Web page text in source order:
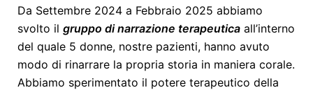
Da Settembre 2024 a Febbraio 2025 abbiamo
svolto il gruppo di narrazione terapeutica all’interno
del quale 5 donne, nostre pazienti, hanno avuto
modo di rinarrare la propria storia in maniera corale.
Abbiamo sperimentato il potere terapeutico della